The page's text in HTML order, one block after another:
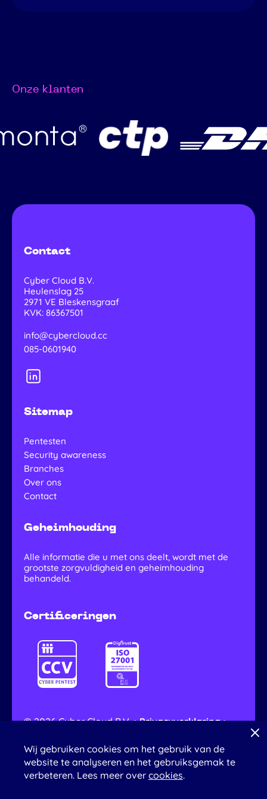
Wij gebruiken cookies om het gebruik van de
website te analyseren en het gebruiksgemak te
verbeteren. Lees meer over cookies.
Onze klanten
Contact
Cyber Cloud B.V.
Heulenslag 25
2971 VE Bleskensgraaf
KVK: 86367501
info@cybercloud.cc
085-0601940
Sitemap
Pentesten
Security awareness
Branches
Over ons
Contact
Geheimhouding
Alle informatie die u met ons deelt, wordt met de
grootste zorgvuldigheid en geheimhouding
behandeld.
Certificeringen
© 2026 Cyber Cloud B.V. •Privacyverklaring•
Vulnerability Disclosure• Klachtenprocedure
Ontwerpdoordacht